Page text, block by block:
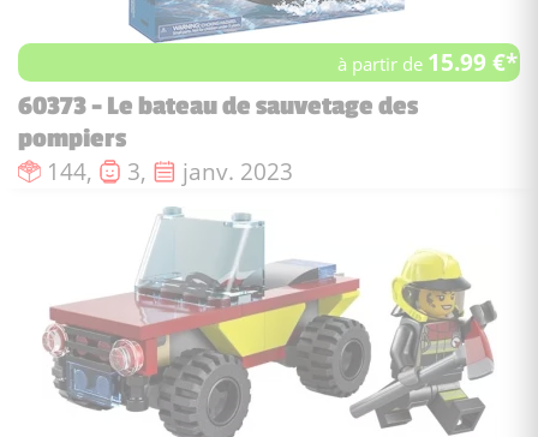
à partir de 15.99 €*
60373 - Le bateau de sauvetage des
pompiers
Nombre de pièces :
144, Nombre de figurines :
3, Date de sortie :
janv. 2023